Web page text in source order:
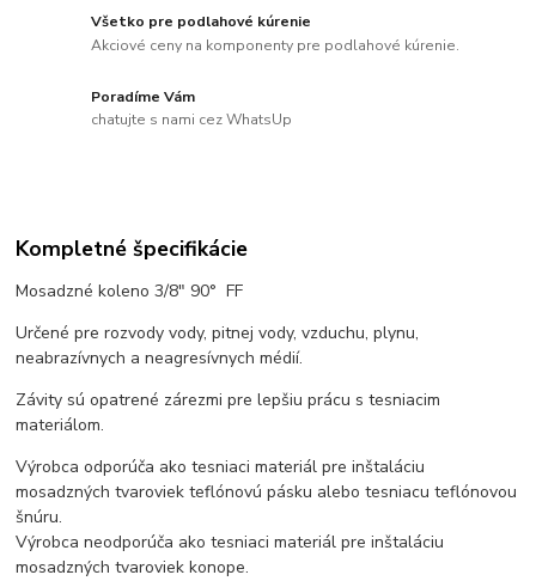
Všetko pre podlahové kúrenie
Akciové ceny na komponenty pre podlahové kúrenie.
Poradíme Vám
chatujte s nami cez WhatsUp
Kompletné špecifikácie
Mosadzné koleno 3/8" 90° FF
Určené pre rozvody vody, pitnej vody, vzduchu, plynu,
neabrazívnych a neagresívnych médií.
Závity sú opatrené zárezmi pre lepšiu prácu s tesniacim
materiálom.
Výrobca odporúča ako tesniaci materiál pre inštaláciu
mosadzných tvaroviek teflónovú pásku alebo tesniacu teflónovou
šnúru.
Výrobca neodporúča ako tesniaci materiál pre inštaláciu
mosadzných tvaroviek konope.